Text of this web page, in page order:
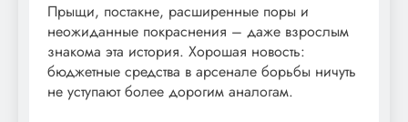
Прыщи, постакне, расширенные поры и
неожиданные покраснения – даже взрослым
знакома эта история. Хорошая новость:
бюджетные средства в арсенале борьбы ничуть
не уступают более дорогим аналогам.